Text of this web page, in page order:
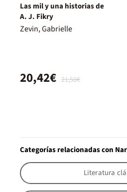
Las mil y una historias de
A. J. Fikry
Zevin, Gabrielle
21,50€
20,42€
Categorías relacionadas con
Literatura